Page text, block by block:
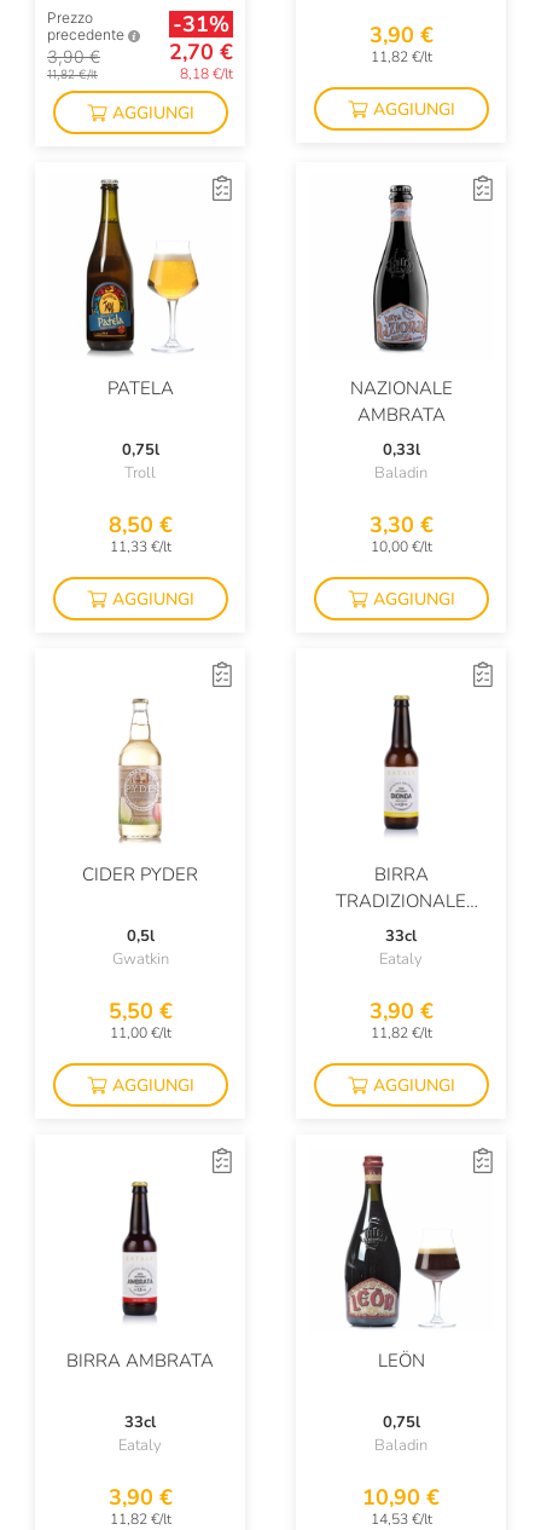
Prezzo
precedente
3,90 €
11,82 €/lt
-31%
2,70 €
8,18 €/lt
AGGIUNGI
3,90 €
11,82 €/lt
AGGIUNGI
PATELA
0,75l
Troll
8,50 €
11,33 €/lt
AGGIUNGI
NAZIONALE
AMBRATA
0,33l
Baladin
3,30 €
10,00 €/lt
AGGIUNGI
CIDER PYDER
0,5l
Gwatkin
5,50 €
11,00 €/lt
AGGIUNGI
BIRRA
TRADIZIONALE
BIONDA
33cl
Eataly
3,90 €
11,82 €/lt
AGGIUNGI
BIRRA AMBRATA
33cl
Eataly
3,90 €
11,82 €/lt
LEÖN
0,75l
Baladin
10,90 €
14,53 €/lt